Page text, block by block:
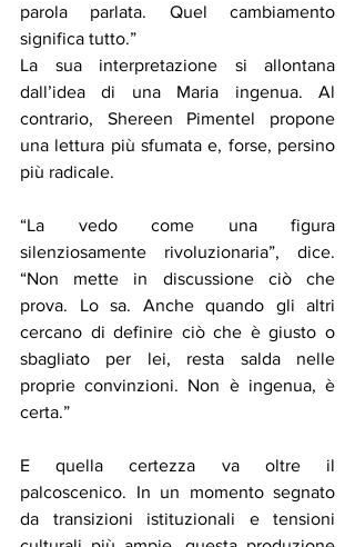
parola parlata. Quel cambiamento
significa tutto.”
La sua interpretazione si allontana
dall’idea di una Maria ingenua. Al
contrario, Shereen Pimentel propone
una lettura più sfumata e, forse, persino
più radicale.
“La vedo come una figura
silenziosamente rivoluzionaria”, dice.
“Non mette in discussione ciò che
prova. Lo sa. Anche quando gli altri
cercano di definire ciò che è giusto o
sbagliato per lei, resta salda nelle
proprie convinzioni. Non è ingenua, è
certa.”
E quella certezza va oltre il
palcoscenico. In un momento segnato
da transizioni istituzionali e tensioni